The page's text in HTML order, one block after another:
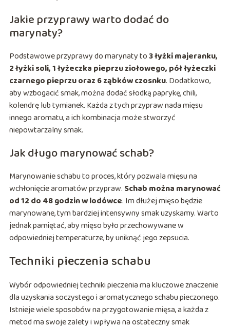
Jakie przyprawy warto dodać do
marynaty?
Podstawowe przyprawy do marynaty to3 łyżki majeranku,
2 łyżki soli, 1 łyżeczka pieprzu ziołowego, pół łyżeczki
czarnego pieprzu oraz 6 ząbków czosnku. Dodatkowo,
aby wzbogacić smak, można dodać słodką paprykę, chili,
kolendrę lub tymianek. Każda z tych przypraw nada mięsu
innego aromatu, a ich kombinacja może stworzyć
niepowtarzalny smak.
Jak długo marynować schab?
Marynowanie schabu to proces, który pozwala mięsu na
wchłonięcie aromatów przypraw. Schab można marynować
od 12 do 48 godzin w lodówce. Im dłużej mięso będzie
marynowane, tym bardziej intensywny smak uzyskamy. Warto
jednak pamiętać, aby mięso było przechowywane w
odpowiedniej temperaturze, by uniknąć jego zepsucia.
Techniki pieczenia schabu
Wybór odpowiedniej techniki pieczenia ma kluczowe znaczenie
dla uzyskania soczystego i aromatycznego schabu pieczonego.
Istnieje wiele sposobów na przygotowanie mięsa, a każda z
metod ma swoje zalety i wpływa na ostateczny smak